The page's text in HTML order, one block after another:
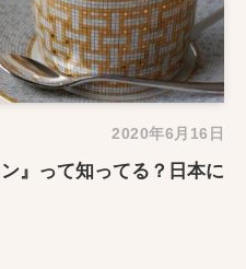
2020年6月16日
』って知ってる？日本に